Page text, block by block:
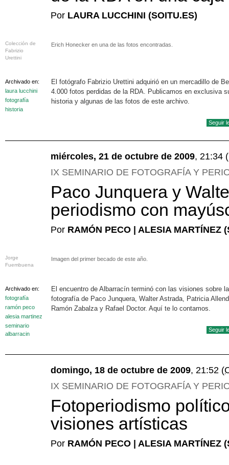
Por LAURA LUCCHINI (SOITU.ES)
Colección de
Fabrizio
Urettini
Erich Honecker en una de las fotos encontradas.
Archivado en:
laura lucchini
fotografía
historia
El fotógrafo Fabrizio Urettini adquirió en un mercadillo de
4.000 fotos perdidas de la RDA. Publicamos en exclusiva
historia y algunas de las fotos de este archivo.
Seguir
miércoles, 21 de octubre de 2009, 21:34
IX SEMINARIO DE FOTOGRAFÍA Y
Paco Junquera y
periodismo con
Por RAMÓN PECO | ALESIA MARTÍNEZ
Jorge
Fuembuena
Imagen del primer becado de este año.
Archivado en:
fotografía
ramón peco
alesia martinez
seminario
albarracin
El encuentro de Albarracín terminó con las visiones sobre la
fotografía de Paco Junquera, Walter Astrada, Patricia
Ramón Zabalza y Rafael Doctor. Aquí te lo contamos.
Seguir
domingo, 18 de octubre de 2009, 21:52
IX SEMINARIO DE FOTOGRAFÍA Y
Fotoperiodismo
visiones artísticas
Por RAMÓN PECO | ALESIA MARTÍNEZ